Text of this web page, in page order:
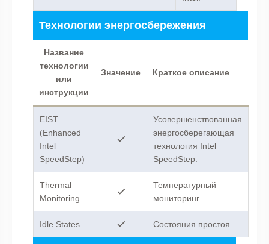
Технологии энергосбережения
Название
технологии
или
инструкции
Значение Краткое описание
EIST
(Enhanced
Intel
SpeedStep)
Усовершенствованная
энергосберегающая
технология Intel
SpeedStep.
Thermal
Monitoring
Температурный
мониторинг.
Idle States Состояния простоя.